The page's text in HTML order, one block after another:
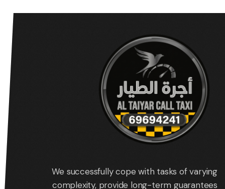
We successfully cope with tasks of varying
complexity, provide long-term guarantees